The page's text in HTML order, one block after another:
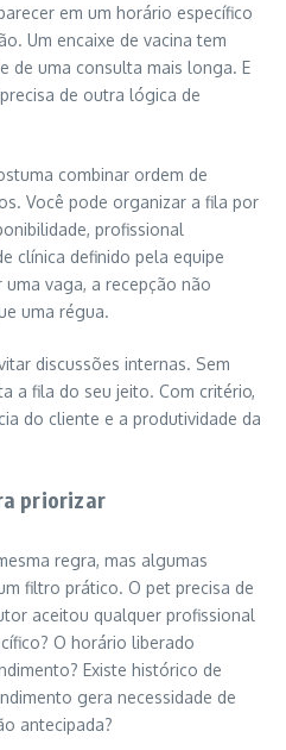
em um horário específico
Um encaixe de vacina tem
de uma consulta mais longa. E
de outra lógica de
combinar ordem de
Você pode organizar a fila por
profissional
clínica definido pela equipe
vaga, a recepção não
uma régua.
discussões internas. Sem
a fila do seu jeito. Com critério,
do cliente e a produtividade da
priorizar
regra, mas algumas
filtro prático. O pet precisa de
aceitou qualquer profissional
O horário liberado
Existe histórico de
gera necessidade de
antecipada?